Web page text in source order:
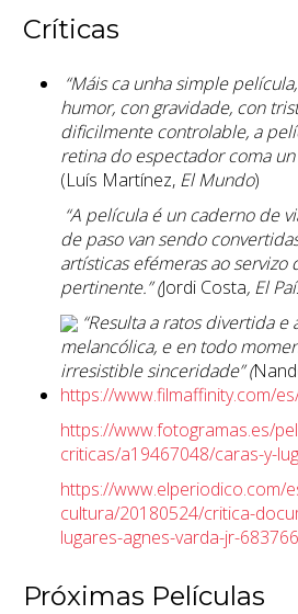
Críticas
“Máis ca unha simple
humor, con gravidade, con
dificilmente controlable, a
retina do espectador coma
(Luís Martínez, El Mundo)
“A película é un caderno de
de paso van sendo
artísticas efémeras ao servizo
pertinente.” (Jordi Costa, El
“Resulta a ratos divertida
melancólica, e en todo
irresistible sinceridade” (
https://www.filmaffinity.com/
https://www.fotogramas.es/
criticas/a19467048/caras-y-
https://www.elperiodico.com/
cultura/20180524/critica-
lugares-agnes-varda-jr-
Próximas Películas